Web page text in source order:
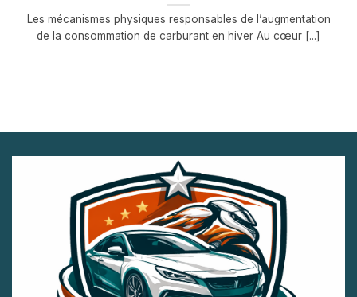
Les mécanismes physiques responsables de l’augmentation
de la consommation de carburant en hiver Au cœur [...]